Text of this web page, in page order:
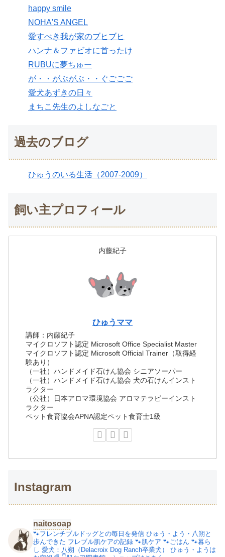
happy smile
NOHA'S ANGEL
愛すべき我が家のブヒブヒ
ハンナ＆ファビオに首ったけ
RUBUに夢ちゅー
が・・がぶがぶ・・ぐごごご
愛犬あずきの日々
まちこ先生のよしなごと
過去のブログ
ひゅうのいる生活（2007-2009）
飼い主プロフィール
内藤紀子
ひゅうママ
講師：内藤紀子
マイクロソフト認定 Microsoft Office Specialist Master
マイクロソフト認定 Microsoft Official Trainer（取得経
験あり）
（一社）ハンドメイド石けん協会 シニアソーパー
（一社）ハンドメイド石けん協会 犬の石けんインスト
ラクター
（公社）日本アロマ環境協会 アロマテラピーインスト
ラクター
ペット食育協会APNA認定ペット食育士1級
Instagram
naitosoap
🐾フレンチブルドッグとの毎日を発信 ひゅう・よう・八朔と
歩んできた フレブル肌ケアの記録 🐾肌ケア 🐾ごはん 🐾暮ら
し 愛犬：八朔（Delacroix Dog Ranch卒業犬）
ひゅう・ようは